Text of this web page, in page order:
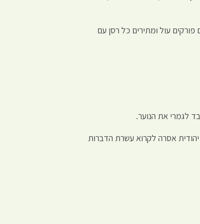
עול ומתירים כל רסן עם
לגמרי את הנוער.
אסרה לקרוא עשרת הדברות